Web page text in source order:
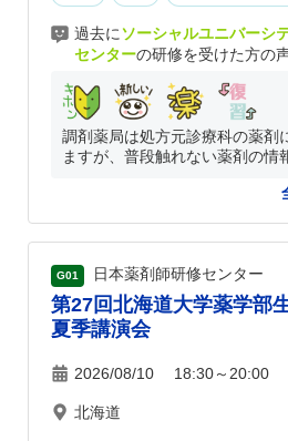
過去にソーシャルユニバーシ
センターの研修を受けた方の
調剤薬局は処方元診療科の薬剤
ますが、普段触れない薬剤の情
G01 日本薬剤師研修センター
第27回北海道大学薬学部
夏季講演会
2026/08/10 18:30～20:00
北海道